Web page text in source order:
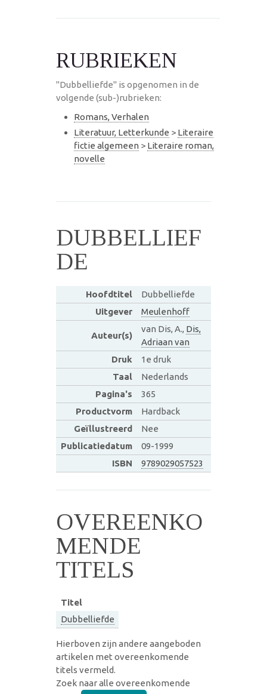
RUBRIEKEN
"Dubbelliefde" is opgenomen in de
volgende (sub-)rubrieken:
Romans, Verhalen
Literatuur, Letterkunde > Literaire
fictie algemeen > Literaire roman,
novelle
DUBBELLIEF
DE
Hoofdtitel
Dubbelliefde
Uitgever
Meulenhoff
Auteur(s)
van Dis, A., Dis,
Adriaan van
Druk
1e druk
Taal
Nederlands
Pagina's
365
Productvorm
Hardback
Geïllustreerd
Nee
Publicatiedatum
09-1999
ISBN
9789029057523
OVEREENKO
MENDE
TITELS
Titel
Dubbelliefde
Hierboven zijn andere aangeboden
artikelen met overeenkomende
titels vermeld.
Zoek naar alle overeenkomende